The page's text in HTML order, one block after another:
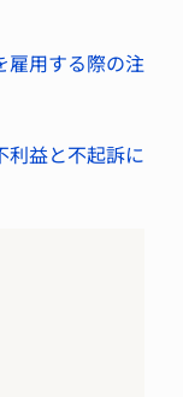
雇用する際の注
利益と不起訴に